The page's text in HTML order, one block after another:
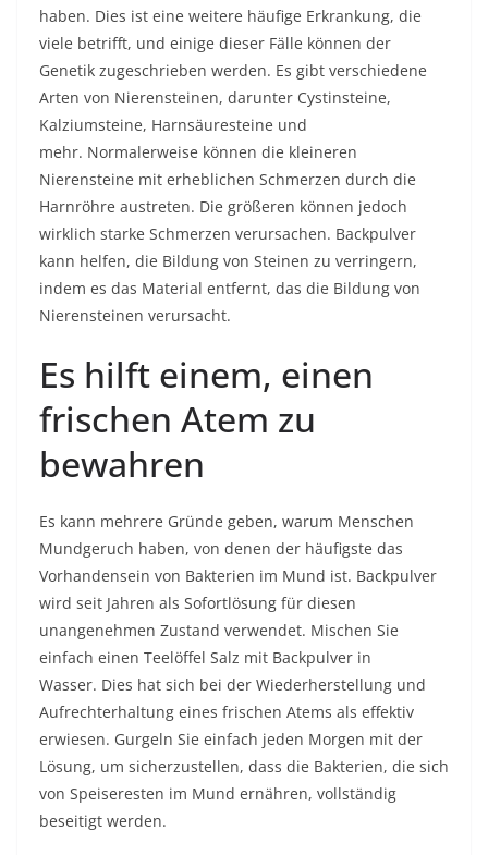
haben. Dies ist eine weitere häufige Erkrankung, die
viele betrifft, und einige dieser Fälle können der
Genetik zugeschrieben werden. Es gibt verschiedene
Arten von Nierensteinen, darunter Cystinsteine,
Kalziumsteine, Harnsäuresteine ​​und
mehr. Normalerweise können die kleineren
Nierensteine ​​mit erheblichen Schmerzen durch die
Harnröhre austreten. Die größeren können jedoch
wirklich starke Schmerzen verursachen. Backpulver
kann helfen, die Bildung von Steinen zu verringern,
indem es das Material entfernt, das die Bildung von
Nierensteinen verursacht.
Es hilft einem, einen
frischen Atem zu
bewahren
Es kann mehrere Gründe geben, warum Menschen
Mundgeruch haben, von denen der häufigste das
Vorhandensein von Bakterien im Mund ist. Backpulver
wird seit Jahren als Sofortlösung für diesen
unangenehmen Zustand verwendet. Mischen Sie
einfach einen Teelöffel Salz mit Backpulver in
Wasser. Dies hat sich bei der Wiederherstellung und
Aufrechterhaltung eines frischen Atems als effektiv
erwiesen. Gurgeln Sie einfach jeden Morgen mit der
Lösung, um sicherzustellen, dass die Bakterien, die sich
von Speiseresten im Mund ernähren, vollständig
beseitigt werden.